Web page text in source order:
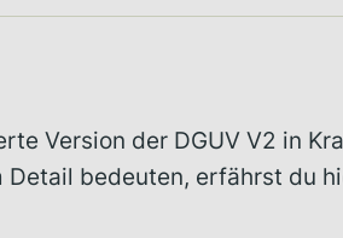
Version der DGUV V2 in
Detail bedeuten, erfährst du